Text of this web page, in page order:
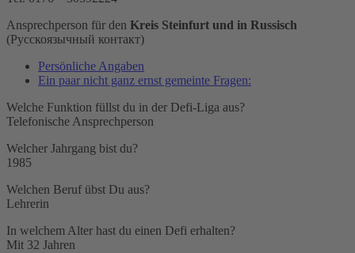
Ansprechperson für den Kreis Steinfurt und in Russisch
(Русскоязычный контакт)
Persönliche Angaben
Ein paar nicht ganz ernst gemeinte Fragen:
Welche Funktion füllst du in der Defi-Liga aus?
Telefonische Ansprechperson
Welcher Jahrgang bist du?
1985
Welchen Beruf übst Du aus?
Lehrerin
In welchem Alter hast du einen Defi erhalten?
Mit 32 Jahren